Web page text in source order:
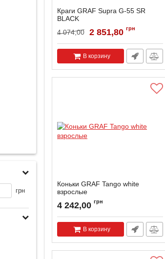
грн
Краги GRAF Supra G-55 SR
BLACK
4 074,00 2 851,80 грн
В корзину
Коньки GRAF Tango white
взрослые
TANGO-W-36
4 242,00 грн
В корзину